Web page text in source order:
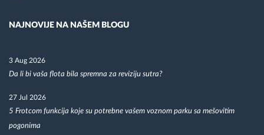
NAJNOVIJE NA NAŠEM BLOGU
3 Aug 2026
Da li bi vaša flota bila spremna za reviziju sutra?
27 Jul 2026
5 Frotcom funkcija koje su potrebne vašem voznom parku sa mešovitim
pogonima